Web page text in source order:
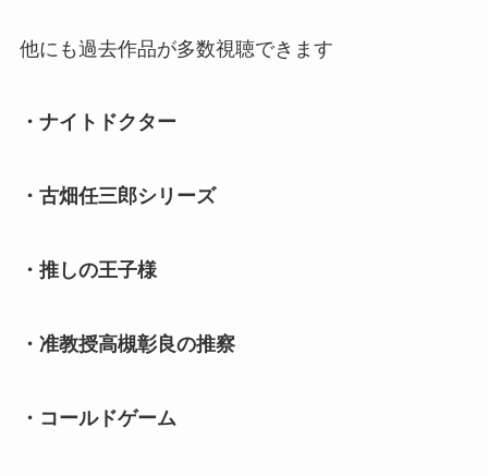
他にも過去作品が多数視聴できます
・ナイトドクター
・古畑任三郎シリーズ
・推しの王子様
・准教授高槻彰良の推察
・コールドゲーム